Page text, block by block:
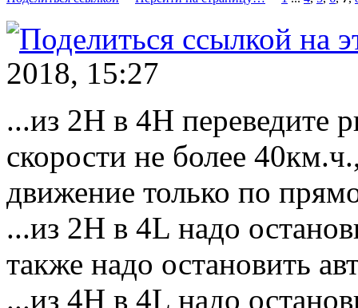
2018, 15:27
...из 2Н в 4Н переведите
скорости не более
движение только по
...из 2Н в 4L надо
также надо остановить
...из 4Н в 4L надо